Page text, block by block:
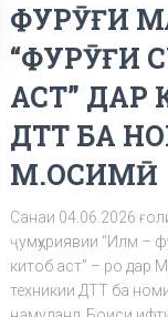
ФУРӮҒИ
“ФУРӮҒИ
АСТ” ДАР
ДТТ БА
М.ОСИМӢ
Санаи 04.06.2026
ҷумҳуриявии “Илм –
китоб аст” – ро дар
техникии ДТТ ба